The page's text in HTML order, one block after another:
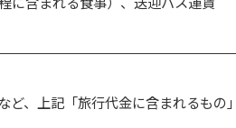
ど、上記「旅行代金に含まれるもの